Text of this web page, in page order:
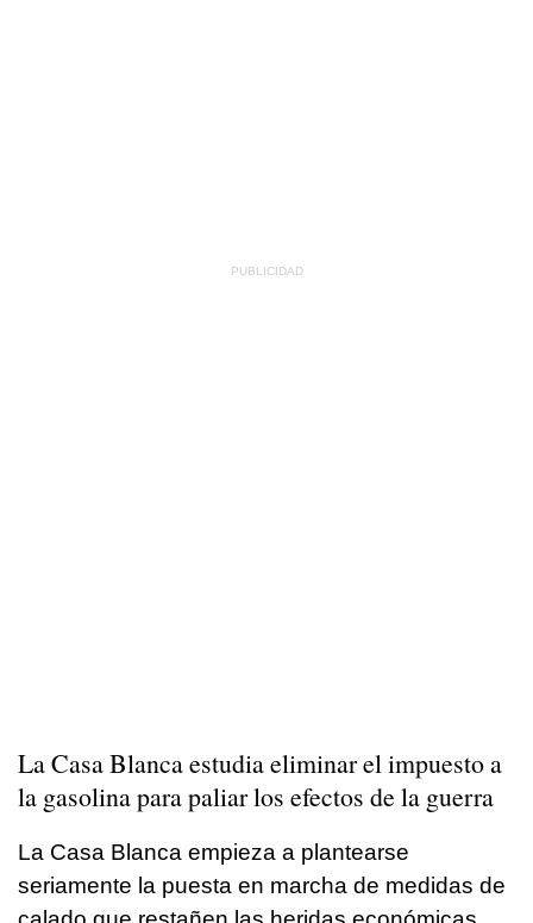
La Casa Blanca estudia eliminar el impuesto a
la gasolina para paliar los efectos de la guerra
La Casa Blanca empieza a plantearse
seriamente la puesta en marcha de medidas de